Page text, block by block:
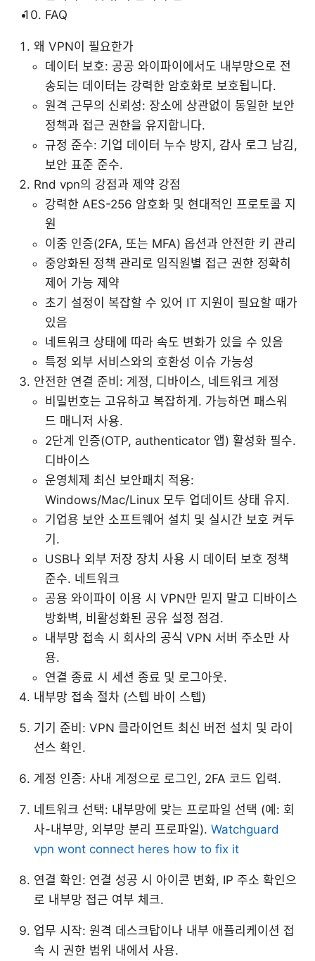
FAQ
왜 VPN이 필요한가
데이터 보호: 공공 와이파이에서도 내부망으로 전
송되는 데이터는 강력한 암호화로 보호됩니다.
원격 근무의 신뢰성: 장소에 상관없이 동일한 보안
정책과 접근 권한을 유지합니다.
규정 준수: 기업 데이터 누수 방지, 감사 로그 남김,
보안 표준 준수.
Rnd vpn의 강점과 제약 강점
강력한 AES-256 암호화 및 현대적인 프로토콜 지
원
이중 인증(2FA, 또는 MFA) 옵션과 안전한 키 관리
중앙화된 정책 관리로 임직원별 접근 권한 정확히
제어 가능 제약
초기 설정이 복잡할 수 있어 IT 지원이 필요할 때가
있음
네트워크 상태에 따라 속도 변화가 있을 수 있음
특정 외부 서비스와의 호환성 이슈 가능성
안전한 연결 준비: 계정, 디바이스, 네트워크 계정
비밀번호는 고유하고 복잡하게. 가능하면 패스워
드 매니저 사용.
2단계 인증(OTP, authenticator 앱) 활성화 필수.
디바이스
운영체제 최신 보안패치 적용:
Windows/Mac/Linux 모두 업데이트 상태 유지.
기업용 보안 소프트웨어 설치 및 실시간 보호 켜두
기.
USB나 외부 저장 장치 사용 시 데이터 보호 정책
준수. 네트워크
공용 와이파이 이용 시 VPN만 믿지 말고 디바이스
방화벽, 비활성화된 공유 설정 점검.
내부망 접속 시 회사의 공식 VPN 서버 주소만 사
용.
연결 종료 시 세션 종료 및 로그아웃.
내부망 접속 절차 (스텝 바이 스텝)
기기 준비: VPN 클라이언트 최신 버전 설치 및 라이
선스 확인.
계정 인증: 사내 계정으로 로그인, 2FA 코드 입력.
네트워크 선택: 내부망에 맞는 프로파일 선택 (예: 회
사-내부망, 외부망 분리 프로파일). Watchguard
vpn wont connect heres how to fix it
연결 확인: 연결 성공 시 아이콘 변화, IP 주소 확인으
로 내부망 접근 여부 체크.
업무 시작: 원격 데스크탑이나 내부 애플리케이션 접
속 시 권한 범위 내에서 사용.